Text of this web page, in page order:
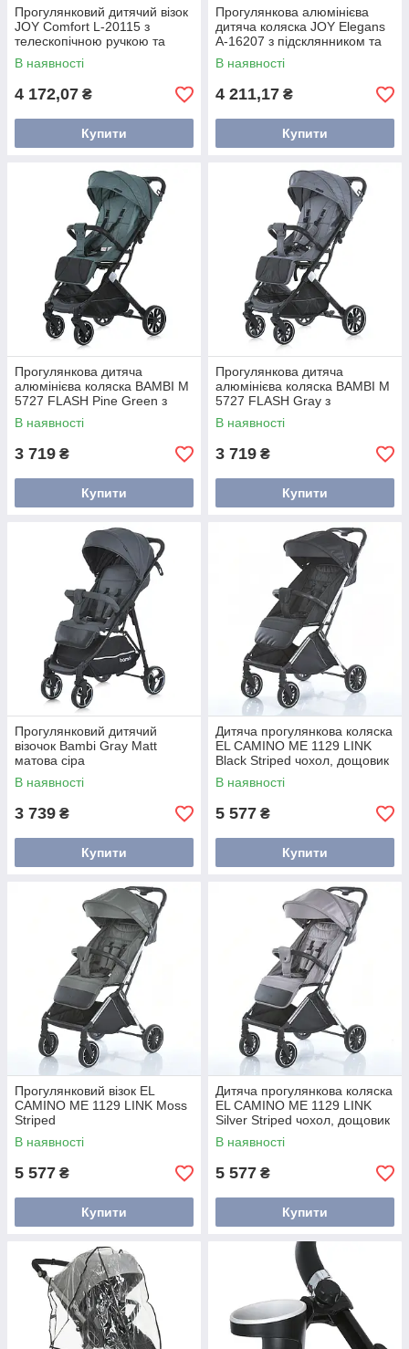
Прогулянковий дитячий візок
JOY Comfort L-20115 з
телескопічною ручкою та
підстаканником рожева
В наявності
4 172,07 ₴
Купити
Прогулянкова алюмінієва
дитяча коляска JOY Elegans
A-16207 з підсклянником та
телескопічною ручкою
рожева
В наявності
4 211,17 ₴
Купити
Прогулянкова дитяча
алюмінієва коляска BAMBI M
5727 FLASH Pine Green з
регульованою ручкою зелена
В наявності
3 719 ₴
Купити
Прогулянкова дитяча
алюмінієва коляска BAMBI M
5727 FLASH Gray з
регульованою ручкою сіра
В наявності
3 719 ₴
Купити
Прогулянковий дитячий
візочок Bambi Gray Matt
матова сіра
В наявності
3 739 ₴
Купити
Дитяча прогулянкова коляска
EL CAMINO ME 1129 LINK
Black Striped чохол, дощовик
колір чорний
В наявності
5 577 ₴
Купити
Прогулянковий візок EL
CAMINO ME 1129 LINK Moss
Striped
В наявності
5 577 ₴
Купити
Дитяча прогулянкова коляска
EL CAMINO ME 1129 LINK
Silver Striped чохол, дощовик
колір сріблястий
В наявності
5 577 ₴
Купити